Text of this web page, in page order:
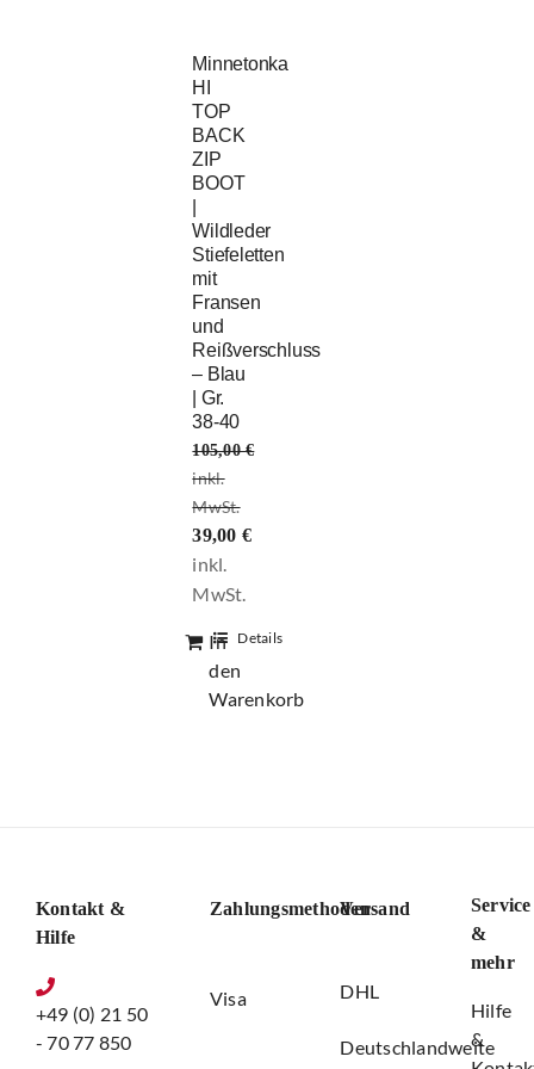
Minnetonka
HI
TOP
BACK
ZIP
BOOT
Wildleder
Stiefeletten
mit
Fransen
und
Reißverschluss
– Blau
| Gr.
38-40
105,00€
Ursprünglicher
Preis
war:
39,00 €
ist:
In
den
Warenkorb
Details
Kontakt &
Hilfe
+49 (0) 21 50
- 70 77 850
Zahlungsmethoden
Visa
Versand
DHL
Deutschlandweite
Service
&
mehr
Hilfe
&